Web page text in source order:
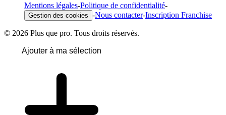
Mentions légales-Politique de confidentialité-
Gestion des cookies -Nous contacter-Inscription Franchise
© 2026 Plus que pro. Tous droits réservés.
Ajouter à ma sélection